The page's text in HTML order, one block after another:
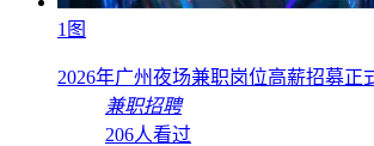
1图
2026年广州夜场兼职岗位高薪招募正
兼职招聘
206人看过